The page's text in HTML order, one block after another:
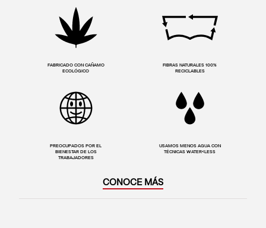
FABRICADO CON CAÑAMO
ECOLÓGICO
FIBRAS NATURALES 100%
RECICLABLES
PREOCUPADOS POR EL
BIENESTAR DE LOS
TRABAJADORES
USAMOS MENOS AGUA CON
TÉCNICAS WATER<LESS
CONOCE MÁS